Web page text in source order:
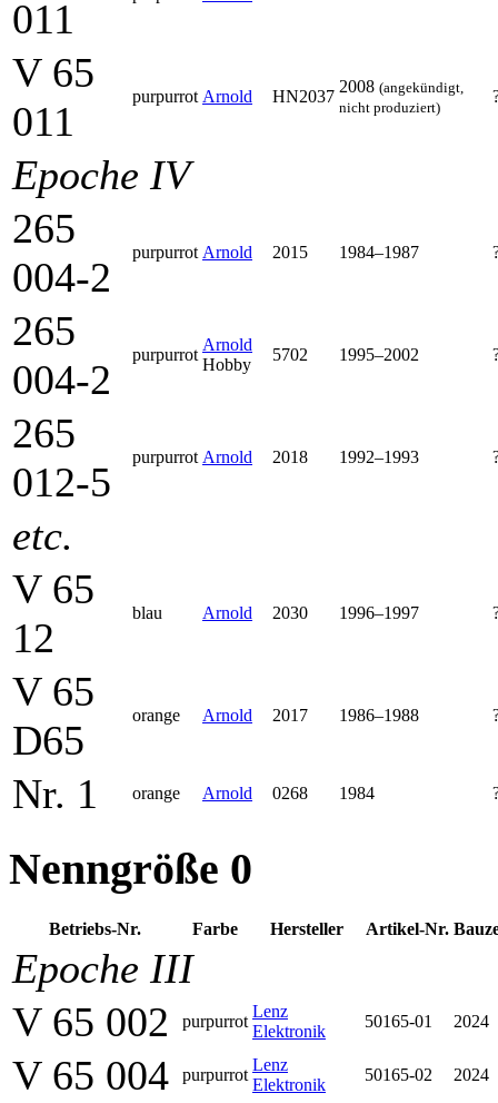
011
V 65
011
purpurrot Arnold HN2037
2008 (angekündigt,
nicht produziert)
Epoche IV
265
004-2
purpurrot Arnold 2015 1984–1987
265
004-2
purpurrot
Arnold
Hobby
5702 1995–2002
265
012-5
purpurrot Arnold 2018 1992–1993
etc.
V 65
12
blau Arnold 2030 1996–1997
V 65
D65
orange Arnold 2017 1986–1988
Nr. 1 orange Arnold 0268 1984
Nenngröße 0
Betriebs-Nr. Farbe Her­steller Artikel-Nr.
Epoche III
V 65 002
purpurrot
Lenz
Elektronik
50165-01 2024
V 65 004 purpurrot
Lenz
Elektronik
50165-02 2024